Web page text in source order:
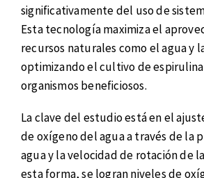
significativamente del uso de
Esta tecnología maximiza el
recursos naturales como el agua y
optimizando el cultivo de
organismos beneficiosos.
La clave del estudio está en el
de oxígeno del agua a través de la
agua y la velocidad de rotación de
esta forma, se logran niveles de